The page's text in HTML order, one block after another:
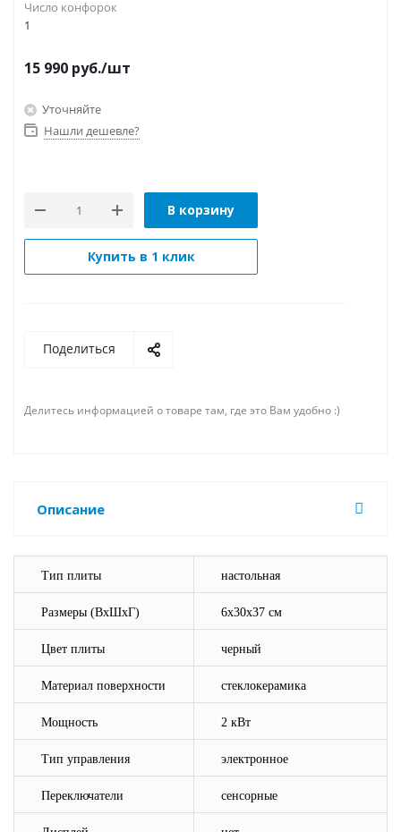
Число конфорок
1
15 990 руб./шт
Уточняйте
Нашли дешевле?
В корзину
Купить в 1 клик
Поделиться
Делитесь информацией о товаре там, где это Вам удобно :)
Описание
Тип плиты настольная
Размеры (ВхШхГ) 6х30х37 см
Цвет плиты черный
Материал поверхности стеклокерамика
Мощность 2 кВт
Тип управления электронное
Переключатели сенсорные